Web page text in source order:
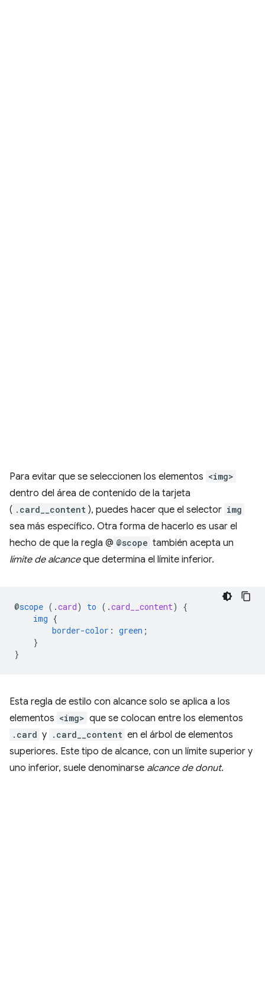
Para evitar que se seleccionen los elementos <img>
dentro del área de contenido de la tarjeta
( .card__content ), puedes hacer que el selector img
sea más específico. Otra forma de hacerlo es usar el
hecho de que la regla @ @scope también acepta un
límite de alcanceque determina el límite inferior.
@scope ( .card) to ( .card__content)
{
img {
border-color : green ;
}
}
Esta regla de estilo con alcance solo se aplica a los
elementos <img> que se colocan entre los elementos
.card y .card__content en el árbol de elementos
superiores. Este tipo de alcance, con un límite superior y
uno inferior, suele denominarse alcance de donut.